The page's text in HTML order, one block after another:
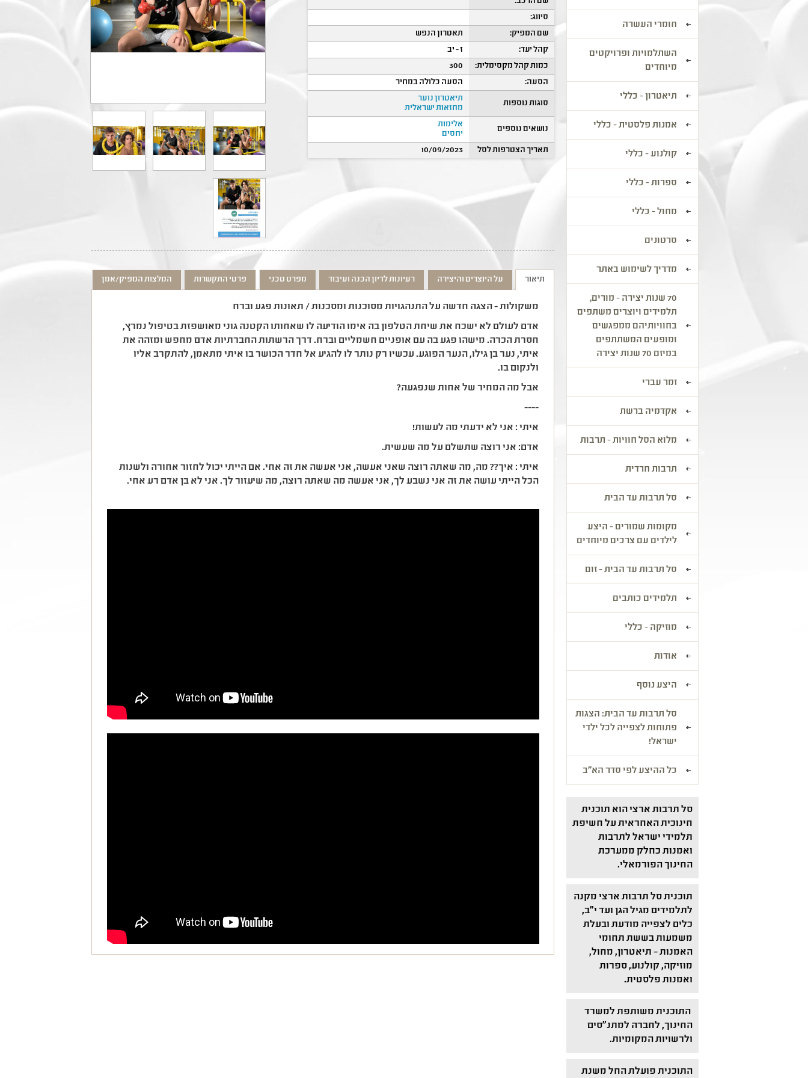
סיווג:
שם המפיק:
תאטרון הנפש
קהל יעד:
ז - יב
כמות קהל מקסימלית:
300
הסעה:
הסעה כלולה במחיר
סוגות נוספות
תיאטרון נוער
מחזאות ישראלית
נושאים נוספים
אלימות
יחסים
תאריך הצטרפות לסל
10/09/2023
תיאור על היוצרים והיצירה רעיונות לדיון הכנה ועיבוד מפרט טכני פרטי התקשרות המלצות המפיק/אמן
משקולות - הצגה חדשה על התנהגויות מסוכנות ומסכנות / תאונות פגע וברח
אדם לעולם לא ישכח את שיחת הטלפון בה אימו הודיעה לו שאחותו הקטנה גוני מאושפזת בטיפול נמרץ,
חסרת הכרה. מישהו פגע בה עם אופניים חשמליים וברח. דרך הרשתות החברתיות אדם מחפש ומזהה את
איתי, נער בן גילו, הנער הפוגע. עכשיו רק נותר לו להגיע אל חדר הכושר בו איתי מתאמן, להתקרב אליו
ולנקום בו.
אבל מה המחיר של אחות שנפגעה?
----
איתי : אני לא ידעתי מה לעשות!
אדם: אני רוצה שתשלם על מה שעשית.
איתי : איך?? מה, מה שאתה רוצה שאני אעשה, אני אעשה את זה אחי. אם הייתי יכול לחזור אחורה ולשנות
הכל הייתי עושה את זה אני נשבע לך, אני אעשה מה שאתה רוצה, מה שיעזור לך. אני לא בן אדם רע אחי.
חומרי העשרה
השתלמויות ופרויקטים
מיוחדים
תיאטרון - כללי
אמנות פלסטית - כללי
קולנוע - כללי
ספרות - כללי
מחול - כללי
סרטונים
מדריך לשימוש באתר
70 שנות יצירה - מורים,
תלמידים ויוצרים משתפים
בחוויותיהם ממפגשים
ומופעים המשתתפים
במיזם 70 שנות יצירה
זמר עברי
אקדמיה ברשת
מלוא הסל חוויות - תרבות
תרבות חרדית
סל תרבות עד הבית
מקומות שמורים - היצע
לילדים עם צרכים מיוחדים
סל תרבות עד הבית - זום
תלמידים כותבים
מוזיקה - כללי
אודות
היצע נוסף
סל תרבות עד הבית: הצגות
פתוחות לצפייה לכל ילדי
ישראל!
כל ההיצע לפי סדר הא"ב
סל תרבות ארצי הוא תוכנית
חינוכית האחראית על חשיפת
תלמידי ישראל לתרבות
ואמנות כחלק ממערכת
החינוך הפורמאלי.
תוכנית סל תרבות ארצי מקנה
לתלמידים מגיל הגן ועד י"ב,
כלים לצפייה מודעת ובעלת
משמעות בששת תחומי
האמנות – תיאטרון, מחול,
מוזיקה, קולנוע, ספרות
ואמנות פלסטית.
התוכנית משותפת למשרד
החינוך, לחברה למתנ"סים
ולרשויות המקומיות.
התוכנית פועלת החל משנת